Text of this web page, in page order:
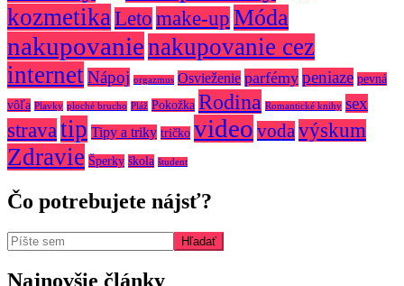
kozmetikaLeto make-upMóda
nakupovanienakupovanie cez
internetNápoj orgazmus Osvieženie parfémy peniaze pevná
vôľa Plavky ploché brucho Pláž Pokožka Rodina Romantické knihy sex
stravatip Tipy a triky tričko video voda výskum
Zdravie Šperky škola študent
Čo potrebujete nájsť?
Najnovšie články